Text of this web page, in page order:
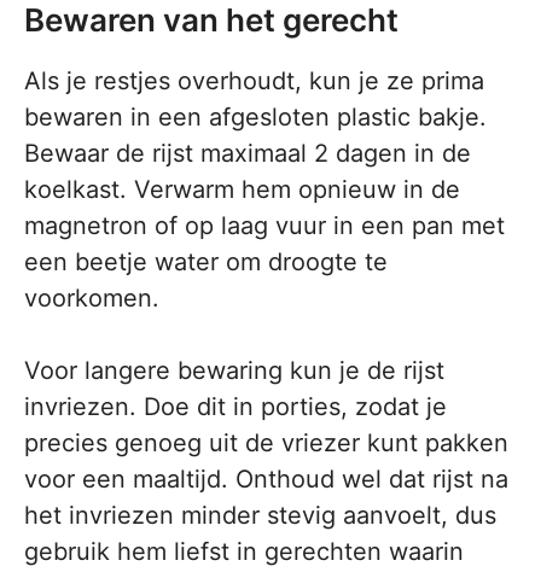
Bewaren van het gerecht
Als je restjes overhoudt, kun je ze prima
bewaren in een afgesloten plastic bakje.
Bewaar de rijst maximaal 2 dagen in de
koelkast. Verwarm hem opnieuw in de
magnetron of op laag vuur in een pan met
een beetje water om droogte te
voorkomen.
Voor langere bewaring kun je de rijst
invriezen. Doe dit in porties, zodat je
precies genoeg uit de vriezer kunt pakken
voor een maaltijd. Onthoud wel dat rijst na
het invriezen minder stevig aanvoelt, dus
gebruik hem liefst in gerechten waarin